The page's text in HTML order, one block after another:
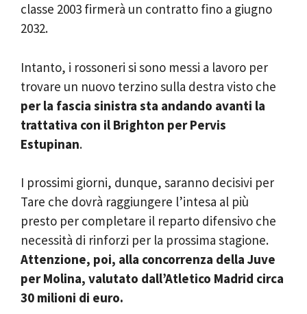
classe 2003 firmerà un contratto fino a giugno
2032.
Intanto, i rossoneri si sono messi a lavoro per
trovare un nuovo terzino sulla destra visto che
per la fascia sinistra sta andando avanti la
trattativa con il Brighton per Pervis
Estupinan.
I prossimi giorni, dunque, saranno decisivi per
Tare che dovrà raggiungere l’intesa al più
presto per completare il reparto difensivo che
necessità di rinforzi per la prossima stagione.
Attenzione, poi, alla concorrenza della Juve
per Molina, valutato dall’Atletico Madrid circa
30 milioni di euro.